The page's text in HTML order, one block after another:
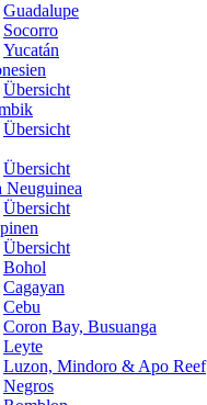
Guadalupe
Socorro
Yucatán
Übersicht
Übersicht
Übersicht
Neuguinea
Übersicht
Übersicht
Bohol
Cagayan
Cebu
Coron Bay, Busuanga
Leyte
Luzon, Mindoro & Apo Reef
Negros